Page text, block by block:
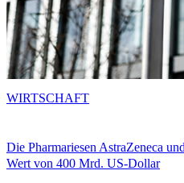
Die Pharmariesen AstraZeneca
Wert von 400 Mrd. US-Dollar
WIRTSCHAFT